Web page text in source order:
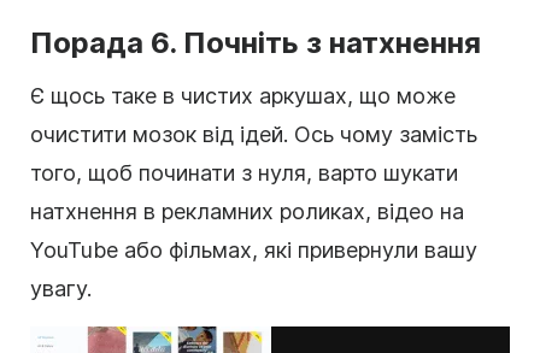
Порада 6. Почніть з натхнення
Є щось таке в чистих аркушах, що може
очистити мозок від ідей. Ось чому замість
того, щоб починати з нуля, варто шукати
натхнення в рекламних роликах, відео на
YouTube або фільмах, які привернули вашу
увагу.